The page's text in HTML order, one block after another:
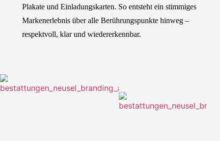
Plakate und Einladungskarten. So entsteht ein stimmiges
Markenerlebnis über alle Berührungspunkte hinweg –
respektvoll, klar und wiedererkennbar.